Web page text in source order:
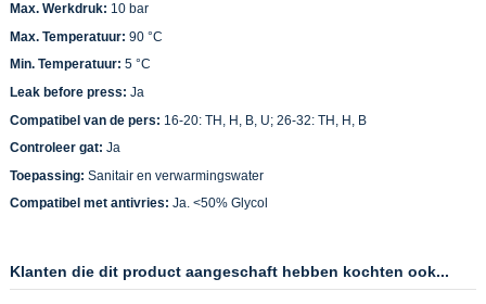
Max. Werkdruk: 10 bar
Max. Temperatuur: 90 °C
Min. Temperatuur: 5 °C
Leak before press: Ja
Compatibel van de pers: 16-20: TH, H, B, U; 26-32: TH, H, B
Controleer gat: Ja
Toepassing: Sanitair en verwarmingswater
Compatibel met antivries: Ja. <50% Glycol
Klanten die dit product aangeschaft hebben kochten ook...